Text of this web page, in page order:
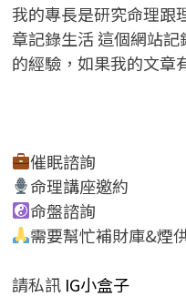
我的專長是研究命理跟
章記錄生活 這個網站
的經驗，如果我的文章
催眠諮詢
命理講座邀約
命盤諮詢
需要幫忙補財庫&煙
請私訊IG小盒子